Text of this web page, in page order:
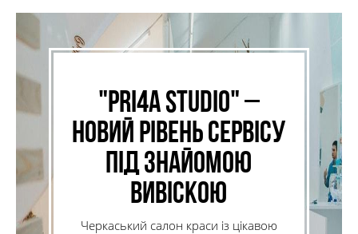
"Pri4a Studio" –
новий рівень сервісу
під знайомою
вивіскою
Черкаський салон краси із цікавою